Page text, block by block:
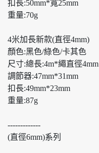
扣長:50mm*寬25mm
重量:70g
4米加長新款(直徑4mm)
顏色:黑色/綠色/卡其色
尺寸:總長:4m*繩直徑4mm
調節器:47mm*31mm
扣長:49mm*23mm
重量:87g
-------------
(直徑6mm)系列